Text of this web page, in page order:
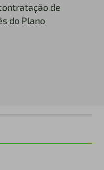
de
do Plano